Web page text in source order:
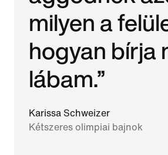
milyen a
hogyan bírja
lábam.”
Karissa Schweizer
Kétszeres olimpiai bajnok